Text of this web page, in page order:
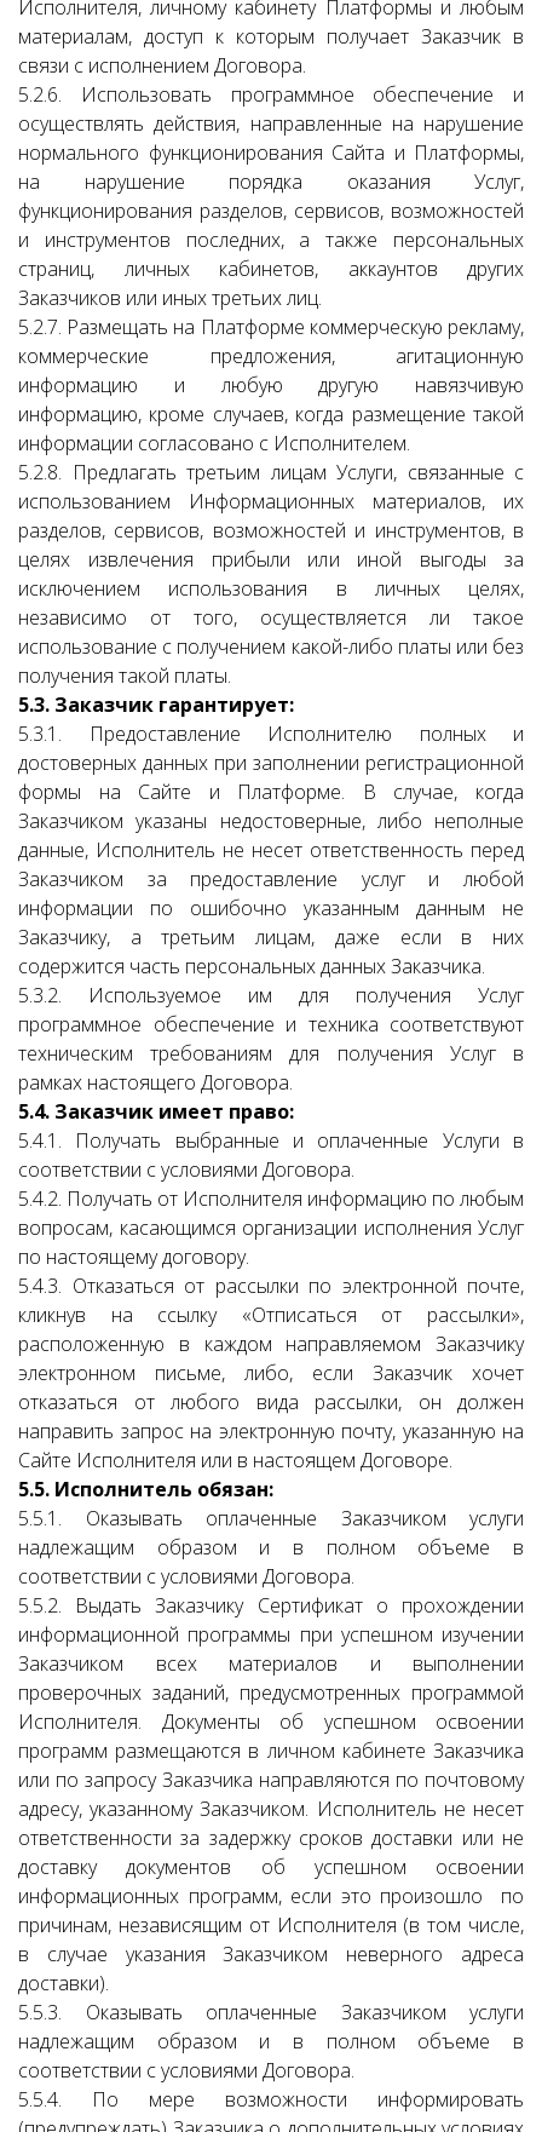
Исполнителя, личному кабинету Платформы и любым
материалам, доступ к которым получает Заказчик в
связи с исполнением Договора.
5.2.6. Использовать программное обеспечение и
осуществлять действия, направленные на нарушение
нормального функционирования Сайта и Платформы,
на нарушение порядка оказания Услуг,
функционирования разделов, сервисов, возможностей
и инструментов последних, а также персональных
страниц, личных кабинетов, аккаунтов других
Заказчиков или иных третьих лиц.
5.2.7. Размещать на Платформе коммерческую рекламу,
коммерческие предложения, агитационную
информацию и любую другую навязчивую
информацию, кроме случаев, когда размещение такой
информации согласовано с Исполнителем.
5.2.8. Предлагать третьим лицам Услуги, связанные с
использованием Информационных материалов, их
разделов, сервисов, возможностей и инструментов, в
целях извлечения прибыли или иной выгоды за
исключением использования в личных целях,
независимо от того, осуществляется ли такое
использование с получением какой-либо платы или без
получения такой платы.
5.3. Заказчик гарантирует:
5.3.1. Предоставление Исполнителю полных и
достоверных данных при заполнении регистрационной
формы на Сайте и Платформе. В случае, когда
Заказчиком указаны недостоверные, либо неполные
данные, Исполнитель не несет ответственность перед
Заказчиком за предоставление услуг и любой
информации по ошибочно указанным данным не
Заказчику, а третьим лицам, даже если в них
содержится часть персональных данных Заказчика.
5.3.2. Используемое им для получения Услуг
программное обеспечение и техника соответствуют
техническим требованиям для получения Услуг в
рамках настоящего Договора.
5.4. Заказчик имеет право:
5.4.1. Получать выбранные и оплаченные Услуги в
соответствии с условиями Договора.
5.4.2. Получать от Исполнителя информацию по любым
вопросам, касающимся организации исполнения Услуг
по настоящему договору.
5.4.3. Отказаться от рассылки по электронной почте,
кликнув на ссылку «Отписаться от рассылки»,
расположенную в каждом направляемом Заказчику
электронном письме, либо, если Заказчик хочет
отказаться от любого вида рассылки, он должен
направить запрос на электронную почту, указанную на
Сайте Исполнителя или в настоящем Договоре.
5.5. Исполнитель обязан:
5.5.1. Оказывать оплаченные Заказчиком услуги
надлежащим образом и в полном объеме в
соответствии с условиями Договора.
5.5.2. Выдать Заказчику Сертификат о прохождении
информационной программы при успешном изучении
Заказчиком всех материалов и выполнении
проверочных заданий, предусмотренных программой
Исполнителя. Документы об успешном освоении
программ размещаются в личном кабинете Заказчика
или по запросу Заказчика направляются по почтовому
адресу, указанному Заказчиком. Исполнитель не несет
ответственности за задержку сроков доставки или не
доставку документов об успешном освоении
информационных программ, если это произошло по
причинам, независящим от Исполнителя (в том числе,
в случае указания Заказчиком неверного адреса
доставки).
5.5.3. Оказывать оплаченные Заказчиком услуги
надлежащим образом и в полном объеме в
соответствии с условиями Договора.
5.5.4. По мере возможности информировать